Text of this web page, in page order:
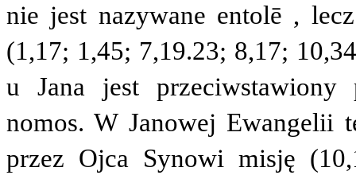
nie jest nazywane entolē ,
(1,17; 1,45; 7,19.23; 8,17;
u Jana jest przeciwstawiony
nomos. W Janowej Ewangelii
przez Ojca Synowi misję